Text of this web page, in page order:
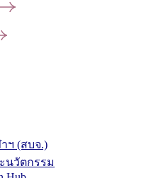
ฯ (สบจ.)
นวัตกรรม